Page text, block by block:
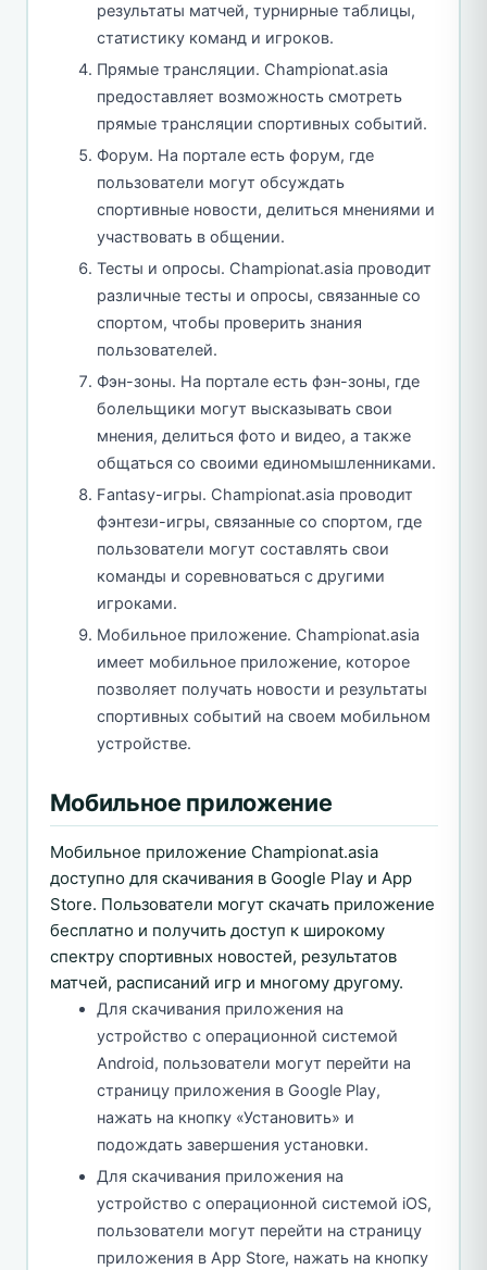
результаты матчей, турнирные таблицы,
статистику команд и игроков.
Прямые трансляции. Championat.asia
предоставляет возможность смотреть
прямые трансляции спортивных событий.
Форум. На портале есть форум, где
пользователи могут обсуждать
спортивные новости, делиться мнениями и
участвовать в общении.
Тесты и опросы. Championat.asia проводит
различные тесты и опросы, связанные со
спортом, чтобы проверить знания
пользователей.
Фэн-зоны. На портале есть фэн-зоны, где
болельщики могут высказывать свои
мнения, делиться фото и видео, а также
общаться со своими единомышленниками.
Fantasy-игры. Championat.asia проводит
фэнтези-игры, связанные со спортом, где
пользователи могут составлять свои
команды и соревноваться с другими
игроками.
Мобильное приложение. Championat.asia
имеет мобильное приложение, которое
позволяет получать новости и результаты
спортивных событий на своем мобильном
устройстве.
Мобильное приложение
Мобильное приложение Championat.asia
доступно для скачивания в Google Play и App
Store. Пользователи могут скачать приложение
бесплатно и получить доступ к широкому
спектру спортивных новостей, результатов
матчей, расписаний игр и многому другому.
Для скачивания приложения на
устройство с операционной системой
Android, пользователи могут перейти на
страницу приложения в Google Play,
нажать на кнопку «Установить» и
подождать завершения установки.
Для скачивания приложения на
устройство с операционной системой iOS,
пользователи могут перейти на страницу
приложения в App Store, нажать на кнопку